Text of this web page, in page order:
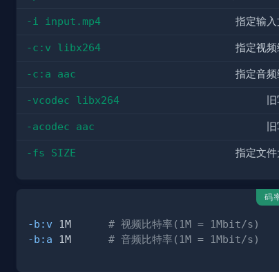
-i input.mp4 指定输
-c:v libx264 指定视
-c:a aac 指定音
-vcodec libx264
-acodec aac
-fs SIZE 指定文
码
-b:v 1M # 视频比特率(1M = 1Mbit/s)
-b:a 1M # 音频比特率(1M = 1Mbit/s)